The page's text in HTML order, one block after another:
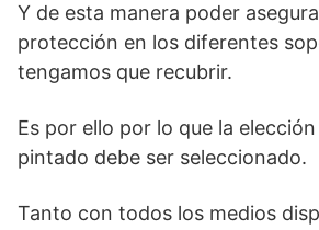
Y de esta manera poder
protección en los diferentes
tengamos que recubrir.
Es por ello por lo que la
pintado debe ser seleccionado.
Tanto con todos los medios